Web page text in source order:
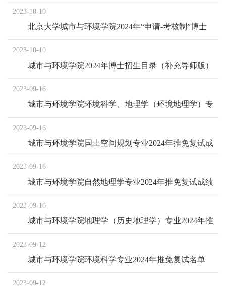
研究生公示名单
2023-10-10
北京大学城市与环境学院2024年“申请-考核制”博士
研究生招生说明
2023-10-10
城市与环境学院2024年博士招生目录（补充导师版）
2023-09-16
城市与环境学院环境科学、地理学（环境地理学）专
业2024年推免复试成绩
2023-09-16
城市与环境学院国土空间规划专业2024年推免复试成
绩
2023-09-16
城市与环境学院自然地理学专业2024年推免复试成绩
2023-09-16
城市与环境学院地理学（历史地理学）专业2024年推
免复试成绩
2023-09-12
城市与环境学院环境科学专业2024年推免复试名单
2023-09-12